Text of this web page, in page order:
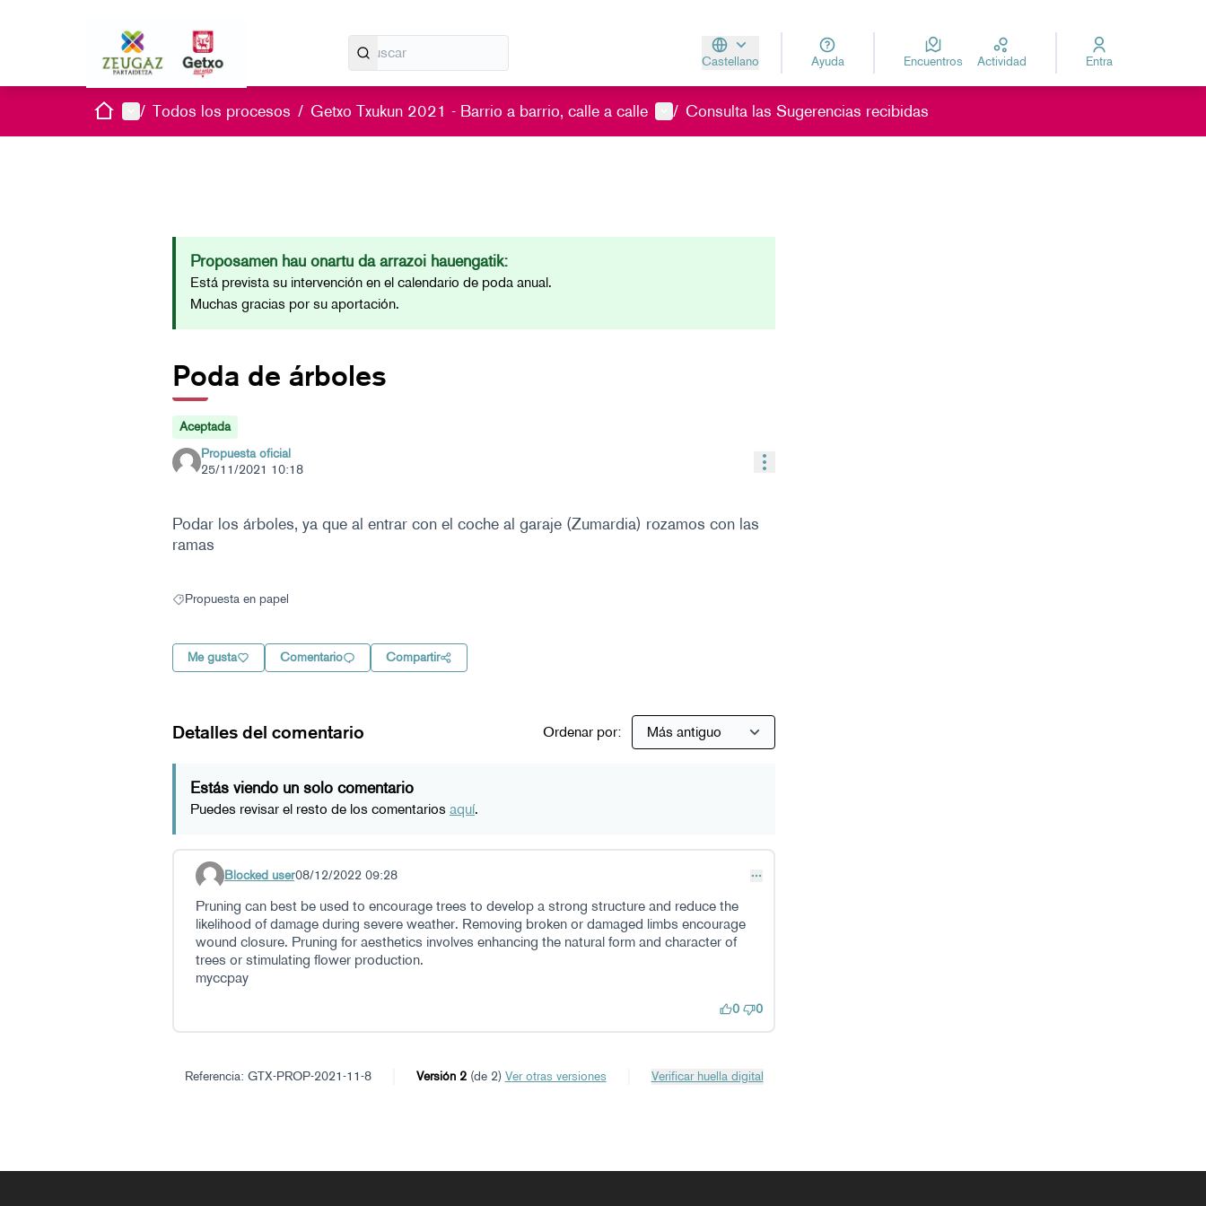
Castellano
Aukeratu hizkuntzaElegir el idioma
Ayuda Encuentros Actividad Entra
InicioMenú principal
/ Todos los procesos / Getxo Txukun 2021 - Barrio a barrio, calle a calle Menú de usuario
/ Consulta las Sugerencias recibidas
Proposamen hau onartu da arrazoi hauengatik:
Está prevista su intervención en el calendario de poda anual.
Muchas gracias por su aportación.
Poda de árboles
Aceptada
Propuesta oficial
25/11/2021 10:18
Controles de recursos
Podar los árboles, ya que al entrar con el coche al garaje (Zumardia) rozamos con las
ramas
Resultados al filtrar por: Propuesta en papel
Propuesta en papel
Me gusta Comentario Compartir
Detalles del comentario Ordenar por:
Estás viendo un solo comentario
Puedes revisar el resto de los comentarios aquí.
Comentario 43
Blocked user08/12/2022 09:28
Pruning can best be used to encourage trees to develop a strong structure and reduce the
likelihood of damage during severe weather. Removing broken or damaged limbs encourage
wound closure. Pruning for aesthetics involves enhancing the natural form and character of
trees or stimulating flower production.
myccpay
0 0
Referencia: GTX-PROP-2021-11-8 Versión 2(de 2) ver otras versiones Verificar huella digital